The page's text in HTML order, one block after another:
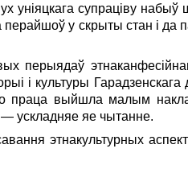
уніяцкага супраціву набыў
у скрыты стан і да
перыядаў
і культуры Гарадзенскага
праца выйшла малым
ускладняе яе чытанне.
этнакультурных